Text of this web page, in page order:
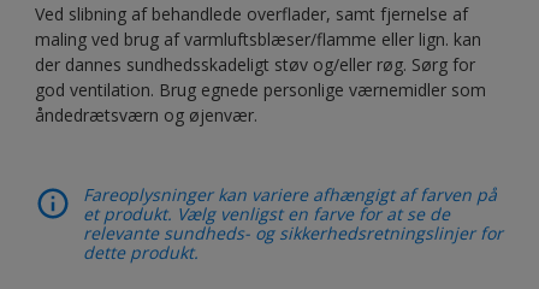
Ved slibning af behandlede overflader, samt fjernelse af
maling ved brug af varmluftsblæser/flamme eller lign. kan
der dannes sundhedsskadeligt støv og/eller røg. Sørg for
god ventilation. Brug egnede personlige værnemidler som
åndedrætsværn og øjenvær.
Fareoplysninger kan variere afhængigt af farven på
et produkt. Vælg venligst en farve for at se de
relevante sundheds- og sikkerhedsretningslinjer for
dette produkt.